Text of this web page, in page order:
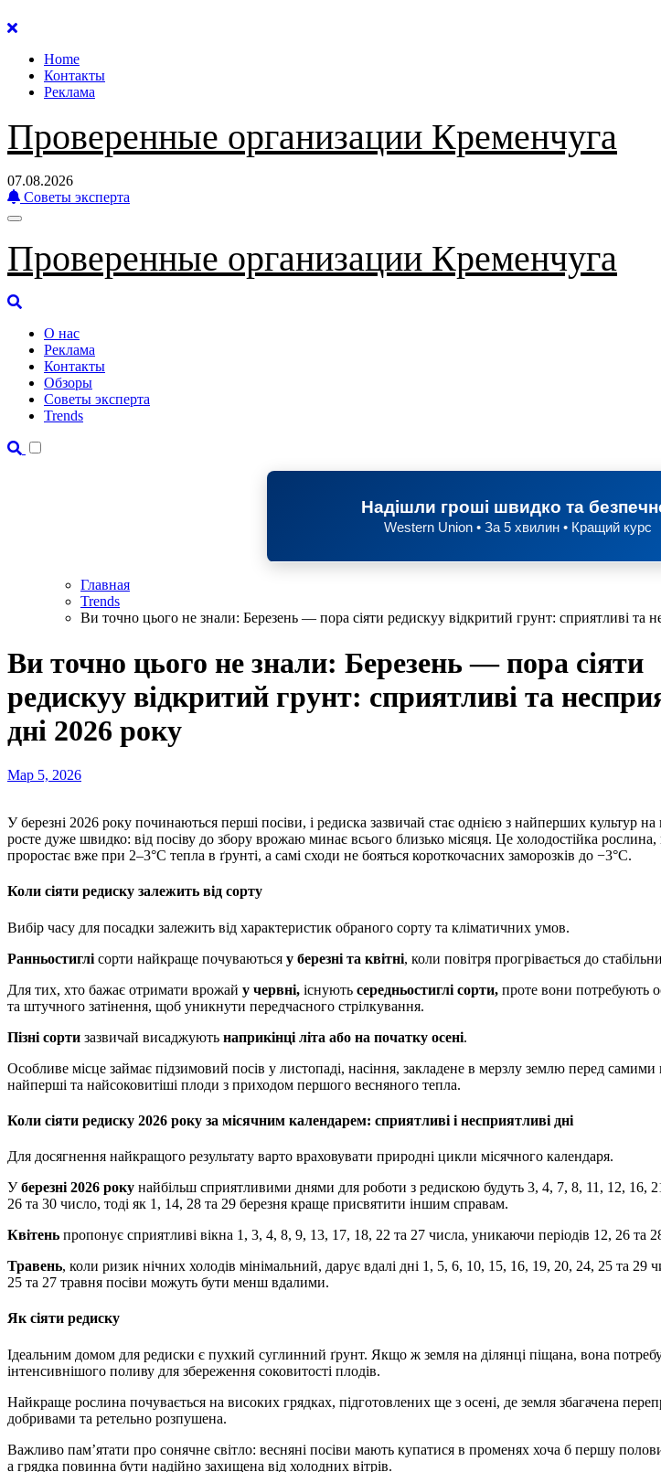
Перейти
содержанию
Home
Контакты
Реклама
Проверенные организации Кременчуга
07.08.2026
Советы эксперта
Проверенные организации Кременчуга
О нас
Реклама
Контакты
Обзоры
Советы эксперта
Trends
Надішли гроші швидко та
Western Union • За 5 хвилин • Кращий курс
Главная
Trends
Ви точно цього не знали: Березень — пора сіяти редискуу відкритий грунт: сприятливі та
Ви точно цього не знали: Березень — пора сіяти
редискуу відкритий грунт: сприятливі та
дні 2026 року
Мар 5, 2026
У березні 2026 року починаються перші посіви, і редиска зазвичай стає однією з найперших культур на городі. Вона
росте дуже швидко: від посіву до збору врожаю минає всього близько місяця. Це холодостійка рослина,
проростає вже при 2–3°C тепла в ґрунті, а самі сходи не бояться короткочасних заморозків до −3°C.
Коли сіяти редиску залежить від сорту
Вибір часу для посадки залежить від характеристик обраного сорту та кліматичних умов.
Ранньостиглі сорти найкраще почуваються у березні та квітні, коли повітря прогрівається до
Для тих, хто бажає отримати врожай у червні, існують середньостиглі сорти, проте вони потребують
та штучного затінення, щоб уникнути передчасного стрілкування.
Пізні сорти зазвичай висаджують наприкінці літа або на початку осені.
Особливе місце займає підзимовий посів у листопаді, насіння, закладене в мерзлу землю перед
найперші та найсоковитіші плоди з приходом першого весняного тепла.
Коли сіяти редиску 2026 року за місячним календарем: сприятливі і несприятливі дні
Для досягнення найкращого результату варто враховувати природні цикли місячного календаря.
Уберезні 2026 року найбільш сприятливими днями для роботи з редискою будуть 3, 4, 7, 8, 11, 12, 16,
26 та 30 число, тоді як 1, 14, 28 та 29 березня краще присвятити іншим справам.
Квітень пропонує сприятливі вікна 1, 3, 4, 8, 9, 13, 17, 18, 22 та 27 числа, уникаючи періодів 12, 26 та
Травень, коли ризик нічних холодів мінімальний, дарує вдалі дні 1, 5, 6, 10, 15, 16, 19, 20, 24, 25 та 29
25 та 27 травня посіви можуть бути менш вдалими.
Як сіяти редиску
Ідеальним домом для редиски є пухкий суглинний ґрунт. Якщо ж земля на ділянці піщана, вона
інтенсивнішого поливу для збереження соковитості плодів.
Найкраще рослина почувається на високих грядках, підготовлених ще з осені, де земля збагачена
добривами та ретельно розпушена.
Важливо пам’ятати про сонячне світло: весняні посіви мають купатися в променях хоча б першу
а грядка повинна бути надійно захищена від холодних вітрів.